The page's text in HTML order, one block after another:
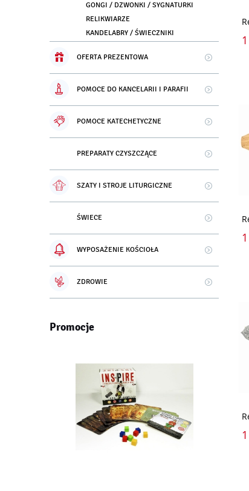
GONGI / DZWONKI / SYGNATURKI
RELIKWIARZE
KANDELABRY / ŚWIECZNIKI
OFERTA PREZENTOWA
POMOCE DO KANCELARII I PARAFII
POMOCE KATECHETYCZNE
PREPARATY CZYSZCZĄCE
SZATY I STROJE LITURGICZNE
ŚWIECE
WYPOSAŻENIE KOŚCIOŁA
ZDROWIE
Promocje